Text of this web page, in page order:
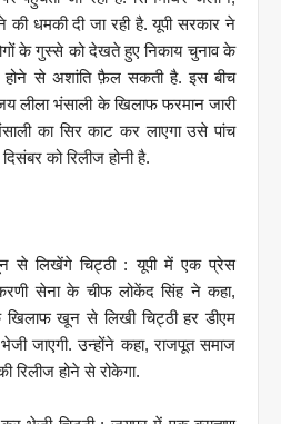
धमकी दी जा रही है. यूपी सरकार ने
के गुस्से को देखते हुए निकाय चुनाव के
होने से अशांति फ़ैल सकती है. इस बीच
लीला भंसाली के खिलाफ फरमान जारी
का सिर काट कर लाएगा उसे पांच
को रिलीज होनी है.
से लिखेंगे चिट्ठी : यूपी में एक प्रेस
सेना के चीफ लोकेंद सिंह ने कहा,
खिलाफ खून से लिखी चिट्ठी हर डीएम
जाएगी. उन्होंने कहा, राजपूत समाज
रिलीज होने से रोकेगा.